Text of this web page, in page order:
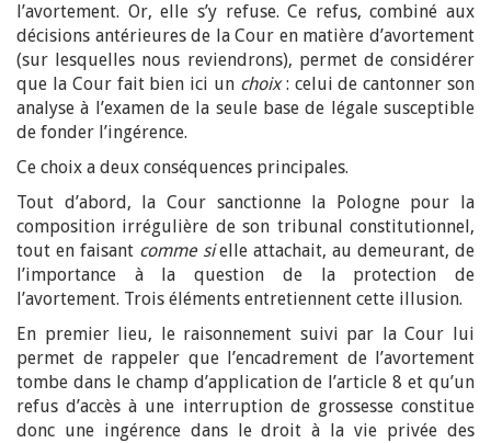
l’avortement. Or, elle s’y refuse. Ce refus, combiné aux
décisions antérieures de la Cour en matière d’avortement
(sur lesquelles nous reviendrons), permet de considérer
que la Cour fait bien ici un choix: celui de cantonner son
analyse à l’examen de la seule base de légale susceptible
de fonder l’ingérence.
Ce choix a deux conséquences principales.
Tout d’abord, la Cour sanctionne la Pologne pour la
composition irrégulière de son tribunal constitutionnel,
tout en faisant comme sielle attachait, au demeurant, de
l’importance à la question de la protection de
l’avortement. Trois éléments entretiennent cette illusion.
En premier lieu, le raisonnement suivi par la Cour lui
permet de rappeler que l’encadrement de l’avortement
tombe dans le champ d’application de l’article 8 et qu’un
refus d’accès à une interruption de grossesse constitue
donc une ingérence dans le droit à la vie privée des